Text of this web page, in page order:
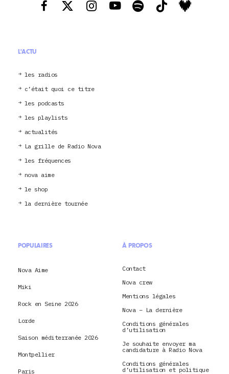
L'ACTU
les radios
c’était quoi ce titre
les podcasts
les playlists
actualités
La grille de Radio Nova
les fréquences
nova aime
le shop
la dernière tournée
POPULAIRES
Nova Aime
Miki
Rock en Seine 2026
Lorde
Saison méditerranée 2026
Montpellier
Paris
À PROPOS
Contact
Nova crew
Mentions légales
Nova – La dernière
Conditions générales
d’utilisation
Je souhaite envoyer ma
candidature à Radio Nova
Conditions générales
d’utilisation et politique